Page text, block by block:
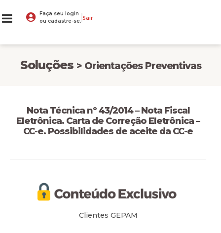
Faça seu login
ou cadastre-se. Sair
Soluções > Orientações Preventivas
Nota Técnica nº 43/2014 – Nota Fiscal
Eletrônica. Carta de Correção Eletrônica –
CC-e. Possibilidades de aceite da CC-e
Clientes GEPAM